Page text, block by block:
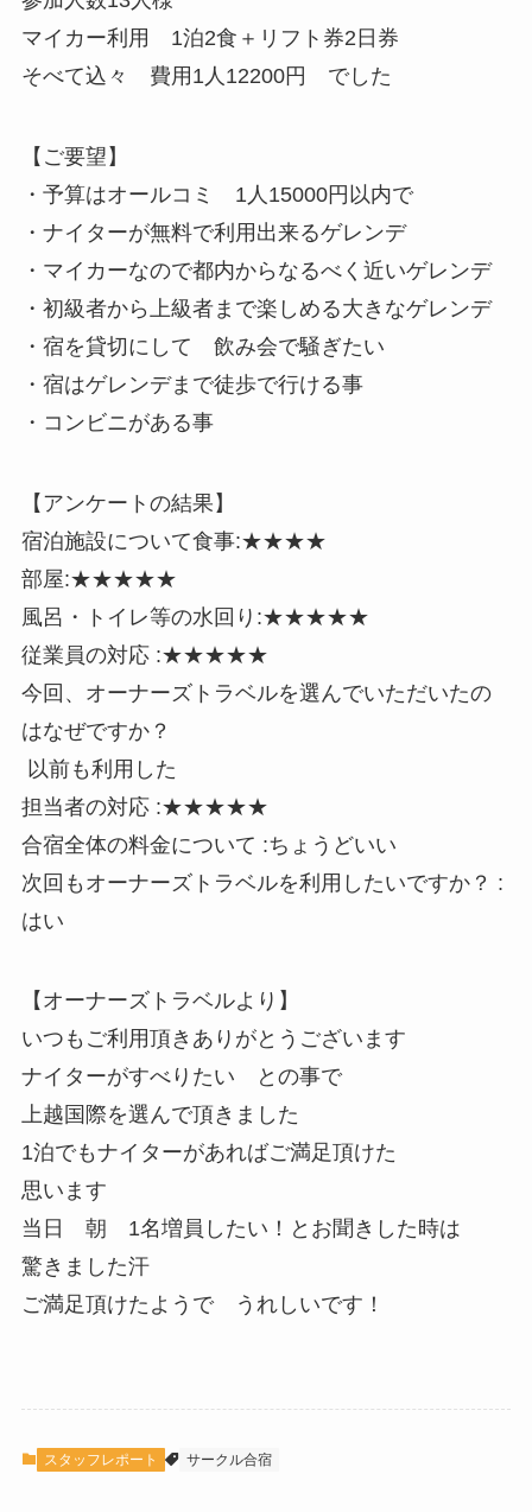
マイカー利用 1泊2食＋リフト券2日券
そべて込々 費用1人12200円 でした
【ご要望】
・予算はオールコミ 1人15000円以内で
・ナイターが無料で利用出来るゲレンデ
・マイカーなので都内からなるべく近いゲレンデ
・初級者から上級者まで楽しめる大きなゲレンデ
・宿を貸切にして 飲み会で騒ぎたい
・宿はゲレンデまで徒歩で行ける事
・コンビニがある事
【アンケートの結果】
宿泊施設について食事:★★★★
部屋:★★★★★
風呂・トイレ等の水回り:★★★★★
従業員の対応 :★★★★★
今回、オーナーズトラベルを選んでいただいたの
はなぜですか？
以前も利用した
担当者の対応 :★★★★★
合宿全体の料金について :ちょうどいい
次回もオーナーズトラベルを利用したいですか？ :
はい
【オーナーズトラベルより】
いつもご利用頂きありがとうございます
ナイターがすべりたい との事で
上越国際を選んで頂きました
1泊でもナイターがあればご満足頂けた
思います
当日 朝 1名増員したい！とお聞きした時は
驚きました汗
ご満足頂けたようで うれしいです！
スタッフレポート サークル合宿